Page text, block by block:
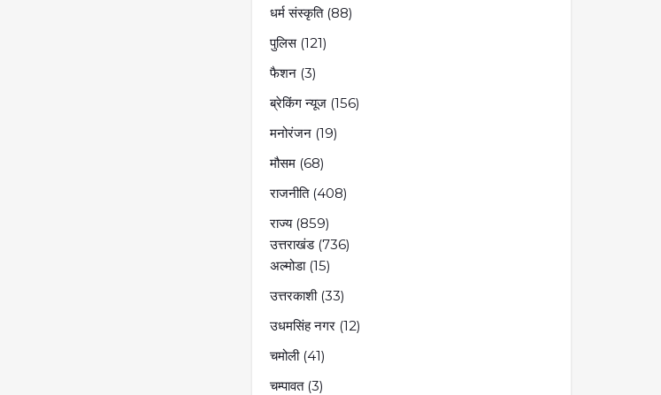
धर्म संस्कृति(88)
पुलिस(121)
फैशन (3)
ब्रेकिंग न्यूज (156)
मनोरंजन (19)
मौसम (68)
राजनीति(408)
राज्य(859)
उत्तराखंड(736)
अल्मोडा(15)
उत्तरकाशी(33)
उधमसिंह नगर (12)
चमोली(41)
चम्पावत(3)